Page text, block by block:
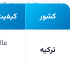
↔برای دیدن کاملِ جدول،
کشور
ترکیه